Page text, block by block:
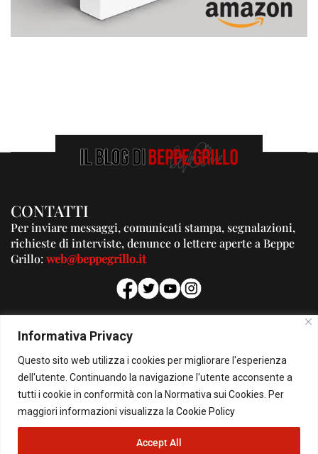
Informativa Privacy
Questo sito web utilizza i cookies per migliorare l'esperienza
dell'utente. Continuando la navigazione l'utente acconsente a
tutti i cookie in conformità con la Normativa sui Cookies. Per
maggiori informazioni visualizza la Cookie Policy
Accept All
CONTATTI
Per inviare messaggi, comunicati stampa, segnalazioni,
richieste di interviste, denunce o lettere aperte a Beppe
Grillo:web@beppegrillo.it
PUBBLICITA'
Per la tua pubblicità su questo Blog:
pubblicita@beppegrillo.it
© Copyright 2026 - Il Blog di Beppe Grillo. All Rights Reserved - Powered by